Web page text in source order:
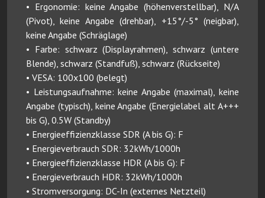
• Ergonomie: keine Angabe (höhenverstellbar), N/A
(Pivot), keine Angabe (drehbar), +15°/-5° (neigbar),
keine Angabe (Schräglage)
• Farbe: schwarz (Displayrahmen), schwarz (untere
Blende), schwarz (Standfuß), schwarz (Rückseite)
• VESA: 100x100 (belegt)
• Leistungsaufnahme: keine Angabe (maximal), keine
Angabe (typisch), keine Angabe (Energielabel alt A+++
bis G), 0.5W (Standby)
• Energieeffizienzklasse SDR (A bis G): F
• Energieverbrauch SDR: 32kWh/1000h
• Energieeffizienzklasse HDR (A bis G): F
• Energieverbrauch HDR: 32kWh/1000h
• Stromversorgung: DC-In (externes Netzteil)